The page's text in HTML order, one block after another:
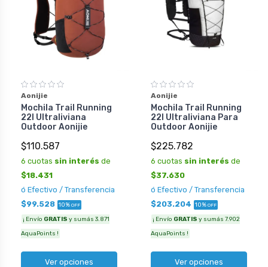
Aonijie
Mochila Trail Running
22l Ultraliviana
Outdoor Aonijie
$110.587
6 cuotas sin interés de
$18.431
ó Efectivo / Transferencia
$99.528 10% OFF
¡ Envío GRATIS y sumás 3.871
AquaPoints !
Ver opciones
Aonijie
Mochila Trail Running
22l Ultraliviana Para
Outdoor Aonijie
$225.782
6 cuotas sin interés de
$37.630
ó Efectivo / Transferencia
$203.204 10% OFF
¡ Envío GRATIS y sumás 7.902
AquaPoints !
Ver opciones